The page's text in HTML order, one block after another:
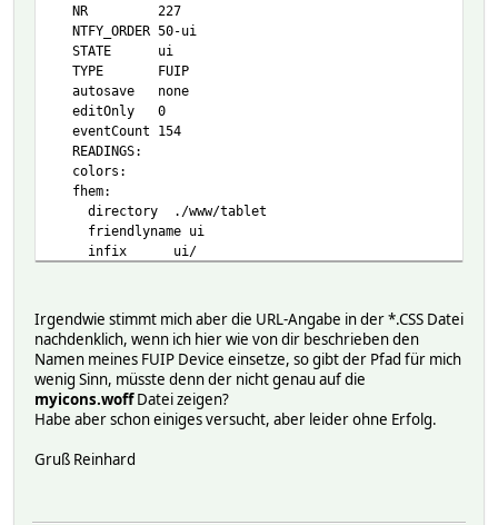
.myicons-arrow-up-right:before {
content: "\ea33";
.myicons-arrow-right:before {
content: "\ea34";
.myicons-arrow-down-right:before {
content: "\ea35";
.myicons-arrow-down:before {
content: "\ea36";
NR 227
NTFY_ORDER 50-ui
STATE ui
TYPE FUIP
autosave none
editOnly 0
eventCount 154
READINGS:
colors:
fhem:
directory ./www/tablet
friendlyname ui
infix ui/
viewtemplates:
Attributes:
DbLogExclude .*
baseHeight 125
baseWidth 150
gridlines show
group Multimedia
icon rc_TV
Irgendwie stimmt mich aber die URL-Angabe in der *.CSS Datei
nachdenklich, wenn ich hier wie von dir beschrieben den
Namen meines FUIP Device einsetze, so gibt der Pfad für mich
wenig Sinn, müsste denn der nicht genau auf die
myicons.woffDatei zeigen?
Habe aber schon einiges versucht, aber leider ohne Erfolg.
Gruß Reinhard